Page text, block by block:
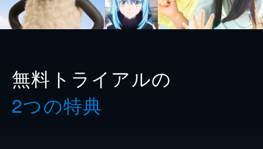
無料トライアルの
2つの特典